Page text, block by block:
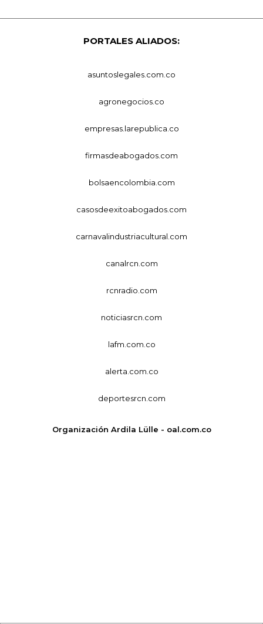
PORTALES ALIADOS:
asuntoslegales.com.co
agronegocios.co
empresas.larepublica.co
firmasdeabogados.com
bolsaencolombia.com
casosdeexitoabogados.com
carnavalindustriacultural.com
canalrcn.com
rcnradio.com
noticiasrcn.com
lafm.com.co
alerta.com.co
deportesrcn.com
Organización Ardila Lülle - oal.com.co